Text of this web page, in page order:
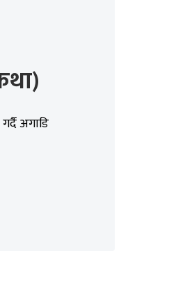
अगाडि